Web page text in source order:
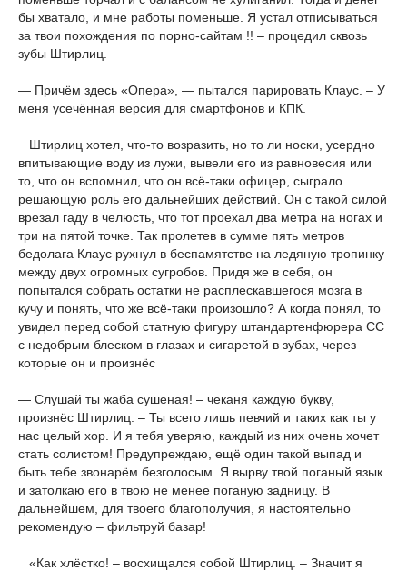
бы хватало, и мне работы поменьше. Я устал отписываться
за твои похождения по порно-сайтам !! – процедил сквозь
зубы Штирлиц.
— Причём здесь «Опера», — пытался парировать Клаус. – У
меня усечённая версия для смартфонов и КПК.
Штирлиц хотел, что-то возразить, но то ли носки, усердно
впитывающие воду из лужи, вывели его из равновесия или
то, что он вспомнил, что он всё-таки офицер, сыграло
решающую роль его дальнейших действий. Он с такой силой
врезал гаду в челюсть, что тот проехал два метра на ногах и
три на пятой точке. Так пролетев в сумме пять метров
бедолага Клаус рухнул в беспамятстве на ледяную тропинку
между двух огромных сугробов. Придя же в себя, он
попытался собрать остатки не расплескавшегося мозга в
кучу и понять, что же всё-таки произошло? А когда понял, то
увидел перед собой статную фигуру штандартенфюрера СС
с недобрым блеском в глазах и сигаретой в зубах, через
которые он и произнёс
— Слушай ты жаба сушеная! – чеканя каждую букву,
произнёс Штирлиц. – Ты всего лишь певчий и таких как ты у
нас целый хор. И я тебя уверяю, каждый из них очень хочет
стать солистом! Предупреждаю, ещё один такой выпад и
быть тебе звонарём безголосым. Я вырву твой поганый язык
и затолкаю его в твою не менее поганую задницу. В
дальнейшем, для твоего благополучия, я настоятельно
рекомендую – фильтруй базар!
«Как хлёстко! – восхищался собой Штирлиц. – Значит я